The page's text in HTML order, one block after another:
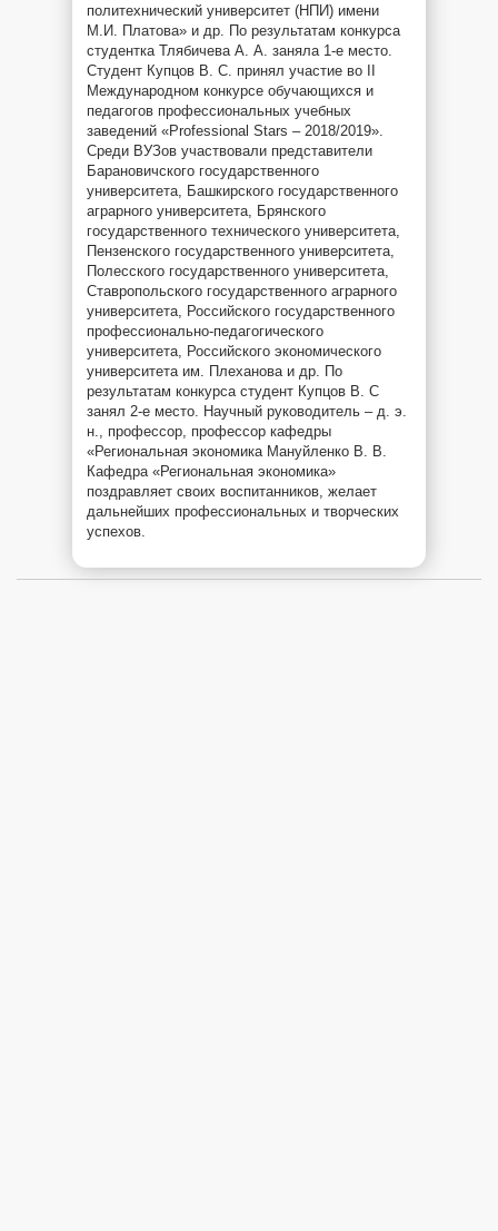
политехнический университет (НПИ) имени
М.И. Платова» и др. По результатам конкурса
студентка Тлябичева А. А. заняла 1-е место.
Студент Купцов В. С. принял участие во II
Международном конкурсе обучающихся и
педагогов профессиональных учебных
заведений «Professional Stars – 2018/2019».
Среди ВУЗов участвовали представители
Барановичского государственного
университета, Башкирского государственного
аграрного университета, Брянского
государственного технического университета,
Пензенского государственного университета,
Полесского государственного университета,
Ставропольского государственного аграрного
университета, Российского государственного
профессионально-педагогического
университета, Российского экономического
университета им. Плеханова и др. По
результатам конкурса студент Купцов В. С
занял 2-е место. Научный руководитель – д. э.
н., профессор, профессор кафедры
«Региональная экономика Мануйленко В. В.
Кафедра «Региональная экономика»
поздравляет своих воспитанников, желает
дальнейших профессиональных и творческих
успехов.